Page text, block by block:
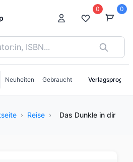
oder ISBN
0 0
Neuheiten Gebraucht
› Reise › Das Dunkle in dir